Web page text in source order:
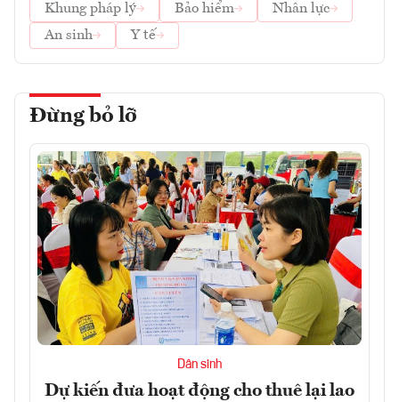
Khung pháp lý
Bảo hiểm
Nhân lực
An sinh
Y tế
Đừng bỏ lỡ
Dân sinh
Dự kiến đưa hoạt động cho thuê lại lao